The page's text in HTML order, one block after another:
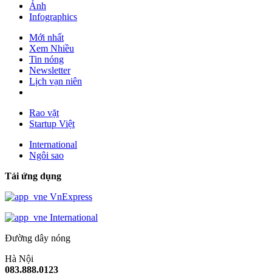
Ảnh
Infographics
Mới nhất
Xem Nhiều
Tin nóng
Newsletter
Lịch vạn niên
Rao vặt
Startup Việt
International
Ngôi sao
Tải ứng dụng
VnExpress
International
Đường dây nóng
Hà Nội
083.888.0123